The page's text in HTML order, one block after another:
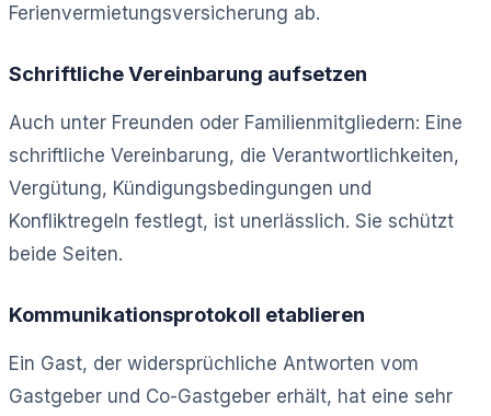
Ferienvermietungsversicherung ab.
Schriftliche Vereinbarung aufsetzen
Auch unter Freunden oder Familienmitgliedern: Eine
schriftliche Vereinbarung, die Verantwortlichkeiten,
Vergütung, Kündigungsbedingungen und
Konfliktregeln festlegt, ist unerlässlich. Sie schützt
beide Seiten.
Kommunikationsprotokoll etablieren
Ein Gast, der widersprüchliche Antworten vom
Gastgeber und Co-Gastgeber erhält, hat eine sehr